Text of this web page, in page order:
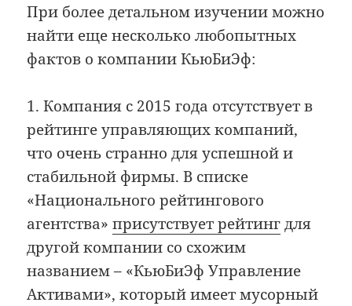
При более детальном изучении можно
найти еще несколько любопытных
фактов о компании КьюБиЭф:
1. Компания с 2015 года отсутствует в
рейтинге управляющих компаний,
что очень странно для успешной и
стабильной фирмы. В списке
«Национального рейтингового
агентства»присутствует рейтингдля
другой компании со схожим
названием – «КьюБиЭф Управление
Активами», который имеет мусорный